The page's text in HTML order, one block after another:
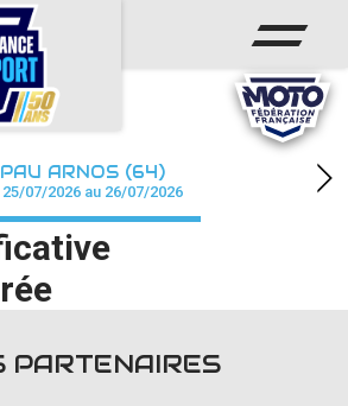
TV
PAU ARNOS (64)
25/07/2026 au 26/07/2026
PARTENAIRES